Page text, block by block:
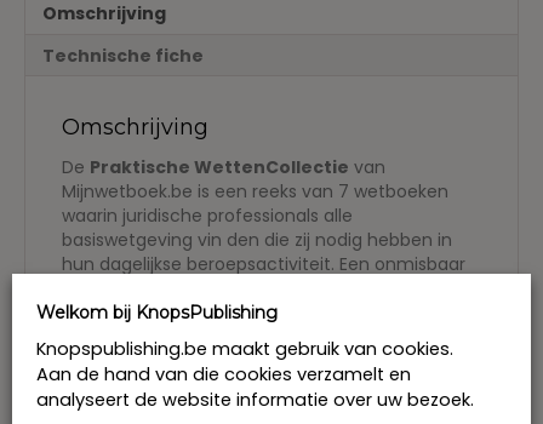
Omschrijving
Technische fiche
Omschrijving
De Praktische WettenCollectie van
Mijnwetboek.be is een reeks van 7 wetboeken
waarin juridische professionals alle
basiswetgeving vin den die zij nodig hebben in
hun dagelijkse beroepsactiviteit. Een onmisbaar
handige meeneemformaat. De wetboeken
worden twee maal per jaar bij gewerkt zodat u
steeds over de meest actuele wetgeving
beschikt. Deze reeks is eveneens beschikbaar als
e-book.
Welkom bij KnopsPublishing
Knopspublishing.be maakt gebruik van cookies.
Aan de hand van die cookies verzamelt en
analyseert de website informatie over uw bezoek.